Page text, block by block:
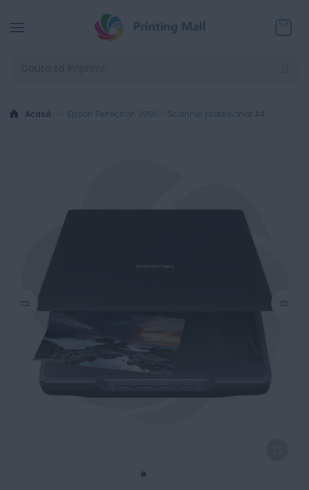
Acasă Epson Perfection V39II - Scanner profesional A4